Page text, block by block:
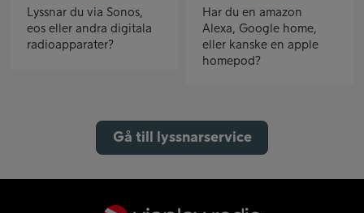
Lyssnar du via Sonos,
eos eller andra digitala
radioapparater?
Har du en amazon
Alexa, Google home,
eller kanske en apple
homepod?
Gå till lyssnarservice